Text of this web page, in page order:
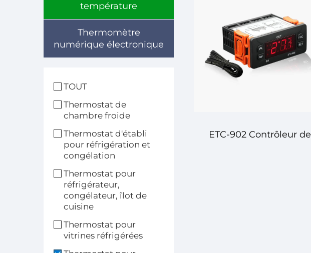
température
Thermomètre
numérique électronique
TOUT
Thermostat de
chambre froide
Thermostat d'établi
pour réfrigération et
congélation
Thermostat pour
réfrigérateur,
congélateur, îlot de
cuisine
Thermostat pour
vitrines réfrigérées
ETC-902 Contrôleur de